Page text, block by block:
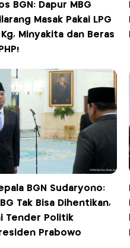
BGN: Dapur MBG
Masak Pakai LPG
Minyakita dan Beras
BGN Sudaryono:
Tak Bisa Dihentikan,
Tender Politik
Prabowo